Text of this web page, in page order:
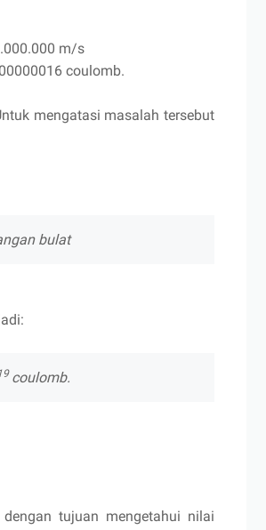
m/s
coulomb.
mengatasi masalah tersebut
bulat
coulomb.
tujuan mengetahui nilai